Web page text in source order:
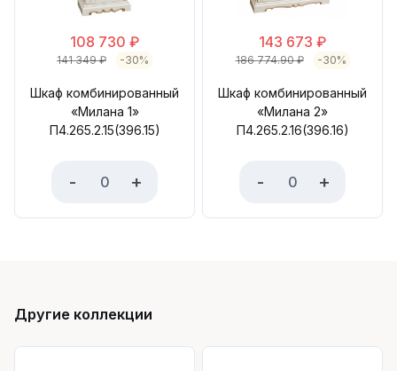
108 730 ₽
141 349₽ -30%
Шкаф комбинированный
«Милана 1»
П4.265.2.15(396.15)
- +
143 673 ₽
186 774.90₽ -30%
Шкаф комбинированный
«Милана 2»
П4.265.2.16(396.16)
- +
Другие коллекции